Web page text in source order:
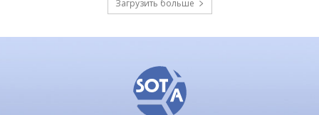
Загрузить больше